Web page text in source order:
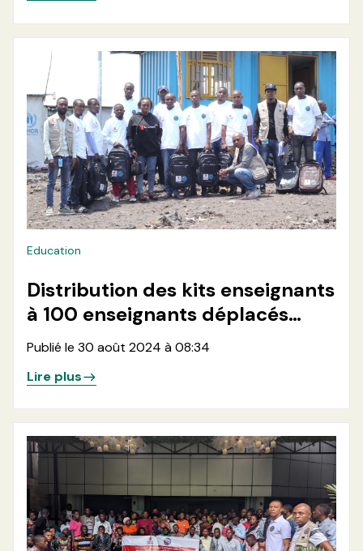
Education
Distribution des kits enseignants
à 100 enseignants déplacés
dans 7 sites des déplacés autour
Publié le 30 août 2024 à 08:34
Lire plus